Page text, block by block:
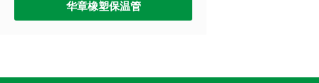
华章橡塑保温管